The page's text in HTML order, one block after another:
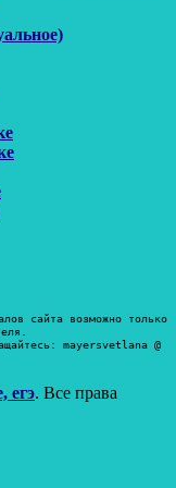
сайта возможно только
mayersvetlana @
егэ. Все права